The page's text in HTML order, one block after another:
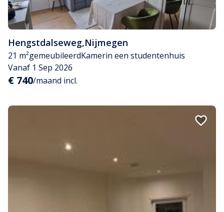
Hengstdalseweg,Nijmegen
21 m²gemeubileerdKamerin een studentenhuis
Vanaf 1 Sep 2026
€ 740/maand incl.